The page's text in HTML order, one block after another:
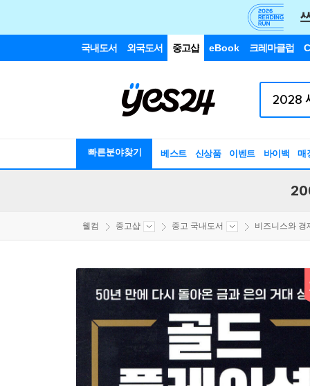
국내도서 외국도서 중고샵 eBook 크레마클럽
빠른분야찾기 베스트 신상품 이벤트 바이백 매
웰컴 중고샵 중고 국내도서 비즈니스와 경